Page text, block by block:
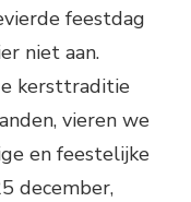
feestdag
niet aan.
kersttraditie
vieren we
en feestelijke
december,